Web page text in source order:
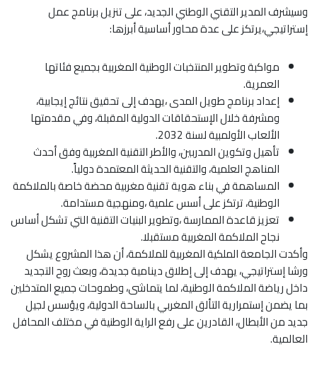
وسيشرف المدير التقني الوطني الجديد، على تنزيل برنامج عمل
إستراتيجي،يرتكز على عدة محاور أساسية أبرزها:
مواكبة وتطوير المنتخبات الوطنية المغربية بجميع فئاتها
العمرية.
إعداد برنامج طويل المدى ،يهدف إلى تحقيق نتائج إيجابية،
ومشرفة خلال الإستحقاقات الدولية المقبلة، وفي مقدمتها
الألعاب الأولمبية لسنة 2032.
تأهيل وتكوين المدربين، والأطر التقنية المغربية وفق أحدث
المناهج العلمية، والتقنية الحديثة المعتمدة دولياً.
المساهمة في بناء هوية تقنية مغربية محضة خاصة بالملاكمة
الوطنية، ترتكز على أسس علمية ،ومنهجية مستدامة.
تعزيز قاعدة الممارسة ،وتطوير البنيات التقنية التي تشكل أساس
نجاح الملاكمة المغربية مستقبلا.
وأكدت الجامعة الملكية المغربية للملاكمة، أن هذا المشروع يشكل
ورشا إستراتيجي، يهدف إلى إطلاق دينامية جديدة، وبعث روح التجديد
داخل رياضة الملاكمة الوطنية، لما يتماشى، وطموحات جميع المتدخلين
بما يضمن إستمرارية التألق المغربي بالساحة الدولية، ويؤسس لجيل
جديد من الأبطال، القادرين على رفع الراية الوطنية في مختلف المحافل
العالمية.